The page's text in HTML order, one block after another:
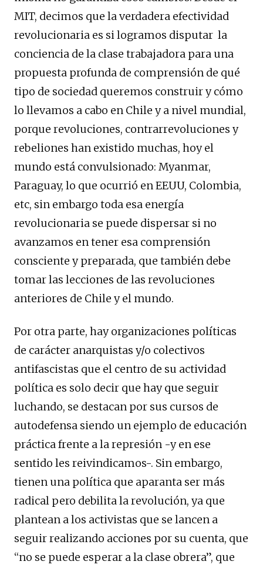
MIT, decimos que la verdadera efectividad
revolucionaria es si logramos disputar la
conciencia de la clase trabajadora para una
propuesta profunda de comprensión de qué
tipo de sociedad queremos construir y cómo
lo llevamos a cabo en Chile y a nivel mundial,
porque revoluciones, contrarrevoluciones y
rebeliones han existido muchas, hoy el
mundo está convulsionado: Myanmar,
Paraguay, lo que ocurrió en EEUU, Colombia,
etc, sin embargo toda esa energía
revolucionaria se puede dispersar si no
avanzamos en tener esa comprensión
consciente y preparada, que también debe
tomar las lecciones de las revoluciones
anteriores de Chile y el mundo.
Por otra parte, hay organizaciones políticas
de carácter anarquistas y/o colectivos
antifascistas que el centro de su actividad
política es solo decir que hay que seguir
luchando, se destacan por sus cursos de
autodefensa siendo un ejemplo de educación
práctica frente a la represión -y en ese
sentido les reivindicamos-. Sin embargo,
tienen una política que aparanta ser más
radical pero debilita la revolución, ya que
plantean a los activistas que se lancen a
seguir realizando acciones por su cuenta, que
“no se puede esperar a la clase obrera”, que